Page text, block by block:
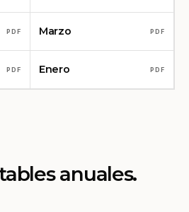
PDF Marzo PDF
PDF Enero PDF
anuales.